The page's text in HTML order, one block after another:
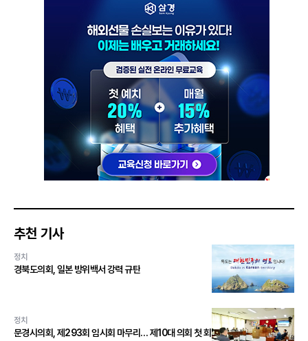
추천 기사
정치
경북도의회, 일본 방위백서 강력 규탄
정치
문경시의회, 제293회 임시회 마무리… 제10대 의회 첫 회